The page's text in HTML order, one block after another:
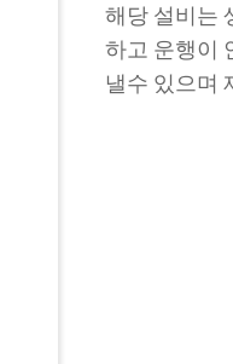
해당 설비는
하고 운행이
낼수 있으며